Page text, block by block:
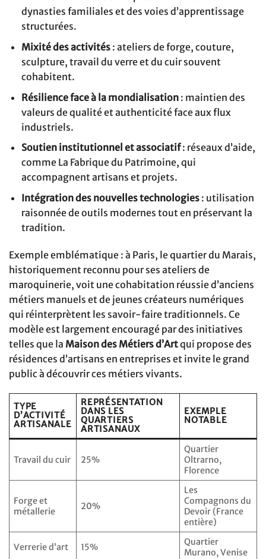
dynasties familiales et des voies d’apprentissage
structurées.
Mixité des activités: ateliers de forge, couture,
sculpture, travail du verre et du cuir souvent
cohabitent.
Résilience face à la mondialisation: maintien des
valeurs de qualité et authenticité face aux flux
industriels.
Soutien institutionnel et associatif: réseaux d’aide,
comme La Fabrique du Patrimoine, qui
accompagnent artisans et projets.
Intégration des nouvelles technologies: utilisation
raisonnée de outils modernes tout en préservant la
tradition.
Exemple emblématique : à Paris, le quartier du Marais,
historiquement reconnu pour ses ateliers de
maroquinerie, voit une cohabitation réussie d’anciens
métiers manuels et de jeunes créateurs numériques
qui réinterprètent les savoir-faire traditionnels. Ce
modèle est largement encouragé par des initiatives
telles que la Maison des Métiers d’Artqui propose des
résidences d’artisans en entreprises et invite le grand
public à découvrir ces métiers vivants.
TYPE
D’ACTIVITÉ
ARTISANALE
REPRÉSENTATION
DANS LES
QUARTIERS
ARTISANAUX
EXEMPLE
NOTABLE
Travail du cuir 25%
Quartier
Oltrarno,
Florence
Forge et
métallerie
20%
Les
Compagnons du
Devoir (France
entière)
Verrerie d’art 15%
Quartier
Murano, Venise